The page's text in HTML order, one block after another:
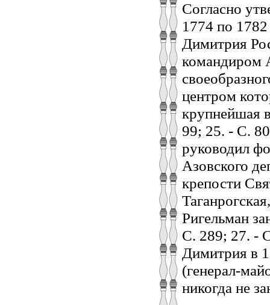
Согласно
1774 по 1782
Димитрия
командиром
центром
крупнейшая
99; 25. - С.
руководил
Азовского
крепости
Ригельман
С. 289; 27. -
Димитрия в
(генерал-
никогда не